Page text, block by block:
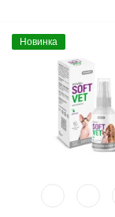
Новинка